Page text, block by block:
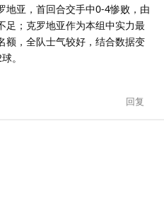
地亚，首回合交手中0-4惨败，由
足；克罗地亚作为本组中实力最
额，全队士气较好，结合数据变
。
回复